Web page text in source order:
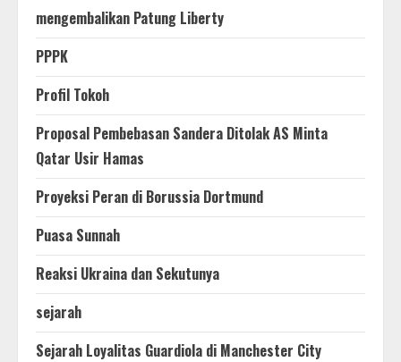
mengembalikan Patung Liberty
PPPK
Profil Tokoh
Proposal Pembebasan Sandera Ditolak AS Minta
Qatar Usir Hamas
Proyeksi Peran di Borussia Dortmund
Puasa Sunnah
Reaksi Ukraina dan Sekutunya
sejarah
Sejarah Loyalitas Guardiola di Manchester City